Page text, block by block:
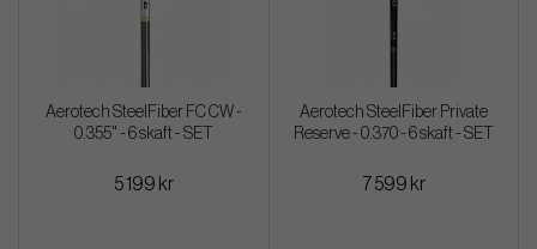
Aerotech SteelFiber FC CW -
0.355" - 6 skaft - SET
5 199 kr
Aerotech SteelFiber Private
Reserve - 0.370 - 6 skaft - SET
7 599 kr